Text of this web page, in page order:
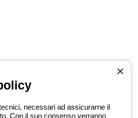
necessari ad assicurarne il
Con il suo consenso verranno